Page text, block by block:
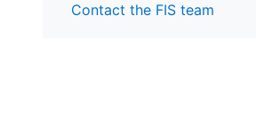
Contact the FIS team